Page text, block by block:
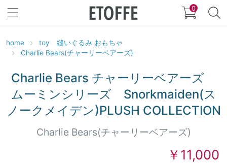
0
home
toy 縫いぐるみ おもちゃ
Charlie Bears(チャーリーベアーズ)
Charlie Bears チャーリーベアーズ
ムーミンシリーズ Snorkmaiden(ス
ノークメイデン)PLUSH COLLECTION
Charlie Bears(チャーリーベアーズ)
￥11,000